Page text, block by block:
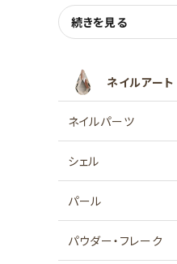
続きを見る
ネイルアート
ネイルパーツ
シェル
パール
パウダー・フレーク